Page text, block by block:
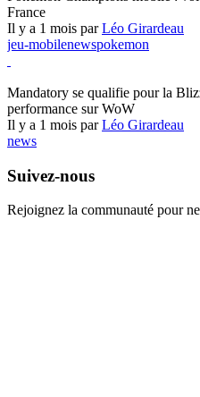
France
Il y a 1 mois parLéo Girardeau
jeu-mobilenewspokemon
Mandatory se qualifie pour la
performance sur WoW
Il y a 1 mois parLéo Girardeau
news
Suivez-nous
Rejoignez la communauté pour